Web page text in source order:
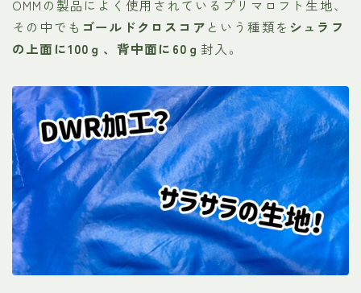
OMMの製品によく使用されているプリマロフト生地、
その中でも ゴールドクロスコア という種類を シュラフ
の上面に100ｇ、背中面に60ｇ 封入。